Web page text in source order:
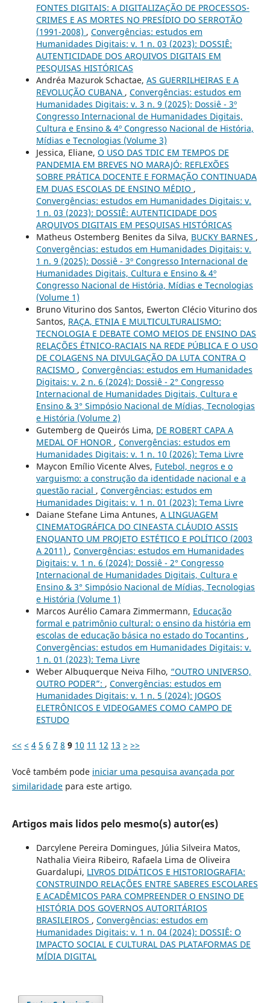
FONTES DIGITAIS: A DIGITALIZAÇÃO DE PROCESSOS-
CRIMES E AS MORTES NO PRESÍDIO DO SERROTÃO
(1991-2008) , Convergências: estudos em
Humanidades Digitais: v. 1 n. 03 (2023): DOSSIÊ:
AUTENTICIDADE DOS ARQUIVOS DIGITAIS EM
PESQUISAS HISTÓRICAS
Andréa Mazurok Schactae, AS GUERRILHEIRAS E A
REVOLUÇÃO CUBANA , Convergências: estudos em
Humanidades Digitais: v. 3 n. 9 (2025): Dossiê - 3º
Congresso Internacional de Humanidades Digitais,
Cultura e Ensino & 4º Congresso Nacional de História,
Mídias e Tecnologias (Volume 3)
Jessica, Eliane, O USO DAS TDIC EM TEMPOS DE
PANDEMIA EM BREVES NO MARAJÓ: REFLEXÕES
SOBRE PRÁTICA DOCENTE E FORMAÇÃO CONTINUADA
EM DUAS ESCOLAS DE ENSINO MÉDIO ,
Convergências: estudos em Humanidades Digitais: v.
1 n. 03 (2023): DOSSIÊ: AUTENTICIDADE DOS
ARQUIVOS DIGITAIS EM PESQUISAS HISTÓRICAS
Matheus Ostemberg Benites da Silva, BUCKY BARNES ,
Convergências: estudos em Humanidades Digitais: v.
1 n. 9 (2025): Dossiê - 3º Congresso Internacional de
Humanidades Digitais, Cultura e Ensino & 4º
Congresso Nacional de História, Mídias e Tecnologias
(Volume 1)
Bruno Viturino dos Santos, Ewerton Clécio Viturino dos
Santos, RAÇA, ETNIA E MULTICULTURALISMO:
TECNOLOGIA E DEBATE COMO MEIOS DE ENSINO DAS
RELAÇÕES ÉTNICO-RACIAIS NA REDE PÚBLICA E O USO
DE COLAGENS NA DIVULGAÇÃO DA LUTA CONTRA O
RACISMO , Convergências: estudos em Humanidades
Digitais: v. 2 n. 6 (2024): Dossiê - 2° Congresso
Internacional de Humanidades Digitais, Cultura e
Ensino & 3° Simpósio Nacional de Mídias, Tecnologias
e História (Volume 2)
Gutemberg de Queirós Lima, DE ROBERT CAPA A
MEDAL OF HONOR , Convergências: estudos em
Humanidades Digitais: v. 1 n. 10 (2026): Tema Livre
Maycon Emílio Vicente Alves, Futebol, negros e o
varguismo: a construção da identidade nacional e a
questão racial , Convergências: estudos em
Humanidades Digitais: v. 1 n. 01 (2023): Tema Livre
Daiane Stefane Lima Antunes, A LINGUAGEM
CINEMATOGRÁFICA DO CINEASTA CLÁUDIO ASSIS
ENQUANTO UM PROJETO ESTÉTICO E POLÍTICO (2003
A 2011) , Convergências: estudos em Humanidades
Digitais: v. 1 n. 6 (2024): Dossiê - 2° Congresso
Internacional de Humanidades Digitais, Cultura e
Ensino & 3° Simpósio Nacional de Mídias, Tecnologias
e História (Volume 1)
Marcos Aurélio Camara Zimmermann, Educação
formal e patrimônio cultural: o ensino da história em
escolas de educação básica no estado do Tocantins ,
Convergências: estudos em Humanidades Digitais: v.
1 n. 01 (2023): Tema Livre
Weber Albuquerque Neiva Filho, “OUTRO UNIVERSO,
OUTRO PODER”: , Convergências: estudos em
Humanidades Digitais: v. 1 n. 5 (2024): JOGOS
ELETRÔNICOS E VIDEOGAMES COMO CAMPO DE
ESTUDO
<< < 4 5 6 7 8 9 10 11 12 13 > >>
Você também pode iniciar uma pesquisa avançada por
similaridadepara este artigo.
Artigos mais lidos pelo mesmo(s) autor(es)
Darcylene Pereira Domingues, Júlia Silveira Matos,
Nathalia Vieira Ribeiro, Rafaela Lima de Oliveira
Guardalupi, LIVROS DIDÁTICOS E HISTORIOGRAFIA:
CONSTRUINDO RELAÇÕES ENTRE SABERES ESCOLARES
E ACADÊMICOS PARA COMPREENDER O ENSINO DE
HISTÓRIA DOS GOVERNOS AUTORITÁRIOS
BRASILEIROS , Convergências: estudos em
Humanidades Digitais: v. 1 n. 04 (2024): DOSSIÊ: O
IMPACTO SOCIAL E CULTURAL DAS PLATAFORMAS DE
MÍDIA DIGITAL